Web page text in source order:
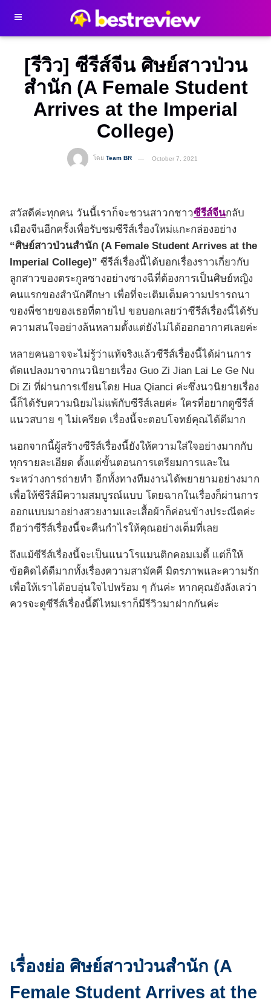
[รีวิว] ซีรีส์จีน ศิษย์สาวป่วน
สำนัก (A Female Student
Arrives at the Imperial
College)
โดย Team BR October 7, 2021
สวัสดีค่ะทุกคน วันนี้เราก็จะชวนสาวกชาวซีรีส์จีนกลับ
เมืองจีนอีกครั้งเพื่อรับชมซีรีส์เรื่องใหม่แกะกล่องอย่าง
“ศิษย์สาวป่วนสำนัก (A Female Student Arrives at the
Imperial College)” ซีรีส์เรื่องนี้ได้บอกเรื่องราวเกี่ยวกับ
ลูกสาวของตระกูลซางอย่างซางฉีที่ต้องการเป็นศิษย์หญิง
คนแรกของสำนักศึกษา เพื่อที่จะเติมเต็มความปรารถนา
ของพี่ชายของเธอที่ตายไป ขอบอกเลยว่าซีรีส์เรื่องนี้ได้รับ
ความสนใจอย่างล้นหลามตั้งแต่ยังไม่ได้ออกอากาศเลยค่ะ
หลายคนอาจจะไม่รู้ว่าแท้จริงแล้วซีรีส์เรื่องนี้ได้ผ่านการ
ดัดแปลงมาจากนวนิยายเรื่อง Guo Zi Jian Lai Le Ge Nu
Di Zi ที่ผ่านการเขียนโดย Hua Qianci ค่ะซึ่งนวนิยายเรื่อง
นี้ก็ได้รับความนิยมไม่แพ้กับซีรีส์เลยค่ะ ใครที่อยากดูซีรีส์
แนวสบาย ๆ ไม่เครียด เรื่องนี้จะตอบโจทย์คุณได้ดีมาก
นอกจากนี้ผู้สร้างซีรีส์เรื่องนี้ยังให้ความใส่ใจอย่างมากกับ
ทุกรายละเอียด ตั้งแต่ขั้นตอนการเตรียมการและใน
ระหว่างการถ่ายทำ อีกทั้งทางทีมงานได้พยายามอย่างมาก
เพื่อให้ซีรีส์มีความสมบูรณ์แบบ โดยฉากในเรื่องก็ผ่านการ
ออกแบบมาอย่างสวยงามและเสื้อผ้าก็ค่อนข้างประณีตค่ะ
ถือว่าซีรีส์เรื่องนี้จะคืนกำไรให้คุณอย่างเต็มที่เลย
ถึงแม้ซีรีส์เรื่องนี้จะเป็นแนวโรแมนติกคอมเมดี้ แต่ก็ให้
ข้อคิดได้ดีมากทั้งเรื่องความสามัคคี มิตรภาพและความรัก
เพื่อให้เราได้อบอุ่นใจไปพร้อม ๆ กันค่ะ หากคุณยังลังเลว่า
ควรจะดูซีรีส์เรื่องนี้ดีไหมเราก็มีรีวิวมาฝากกันค่ะ
เรื่องย่อ ศิษย์สาวป่วนสำนัก (A
Female Student Arrives at the